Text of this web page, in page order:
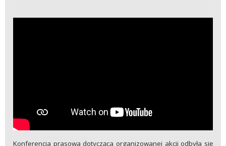
Konferencja prasowa dotycząca organizowanej akcji odbyła się